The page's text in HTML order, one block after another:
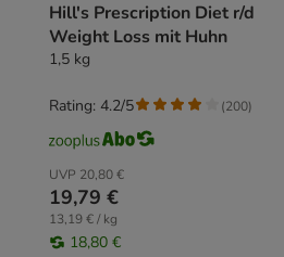
Hill's Prescription Diet r/d
Weight Loss mit Huhn
1,5 kg
UVP 20,80 €
19,79 €
13,19 € / kg
18,80 €
Rating: 4.2/5 (200)